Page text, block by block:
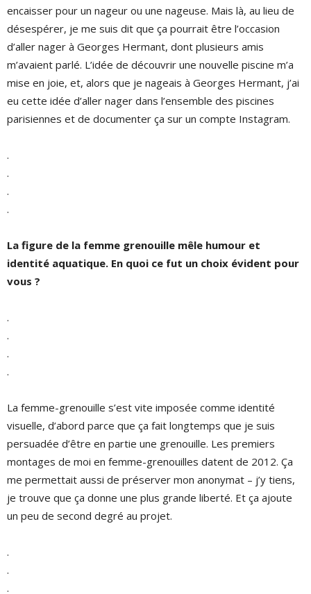
encaisser pour un nageur ou une nageuse. Mais là, au lieu de
désespérer, je me suis dit que ça pourrait être l’occasion
d’aller nager à Georges Hermant, dont plusieurs amis
m’avaient parlé. L’idée de découvrir une nouvelle piscine m’a
mise en joie, et, alors que je nageais à Georges Hermant, j’ai
eu cette idée d’aller nager dans l’ensemble des piscines
parisiennes et de documenter ça sur un compte Instagram.
.
.
.
.
La figure de la femme grenouille mêle humour et
identité aquatique. En quoi ce fut un choix évident pour
vous ?
.
.
.
.
La femme-grenouille s’est vite imposée comme identité
visuelle, d’abord parce que ça fait longtemps que je suis
persuadée d’être en partie une grenouille. Les premiers
montages de moi en femme-grenouilles datent de 2012. Ça
me permettait aussi de préserver mon anonymat – j’y tiens,
je trouve que ça donne une plus grande liberté. Et ça ajoute
un peu de second degré au projet.
.
.
.